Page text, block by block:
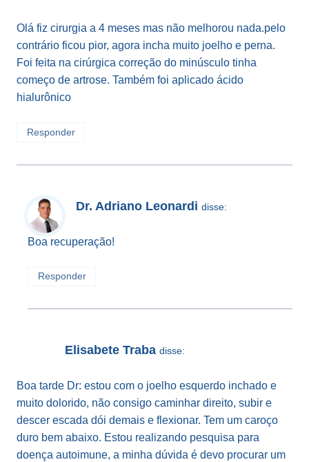
Olá fiz cirurgia a 4 meses mas não melhorou nada.pelo
contrário ficou pior, agora incha muito joelho e perna.
Foi feita na cirúrgica correção do minúsculo tinha
começo de artrose. Também foi aplicado ácido
hialurônico
Responder
Dr. Adriano Leonardi disse:
Boa recuperação!
Responder
Elisabete Traba disse:
Boa tarde Dr: estou com o joelho esquerdo inchado e
muito dolorido, não consigo caminhar direito, subir e
descer escada dói demais e flexionar. Tem um caroço
duro bem abaixo. Estou realizando pesquisa para
doença autoimune, a minha dúvida é devo procurar um